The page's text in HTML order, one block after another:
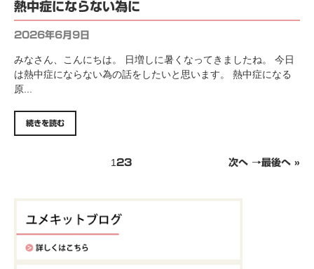
熱中症にならない為に
2026年6月9日
みなさん、こんにちは。 日増しに暑くなってきましたね。 今日
は熱中症にならない為の話をしたいと思います。 熱中症になる
原...
続きを読む
123 次へ →最後へ »